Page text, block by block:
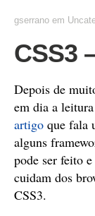
gserrano em
CSS3
Depois de
em dia a
artigo que fala
alguns
pode ser feito
cuidam dos
CSS3.